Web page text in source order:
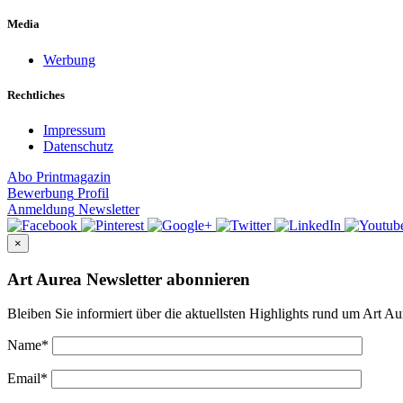
Media
Werbung
Rechtliches
Impressum
Datenschutz
Abo Printmagazin
Bewerbung Profil
Anmeldung Newsletter
×
Art Aurea Newsletter abonnieren
Bleiben Sie informiert über die aktuellsten Highlights rund um Art
Name*
Email*